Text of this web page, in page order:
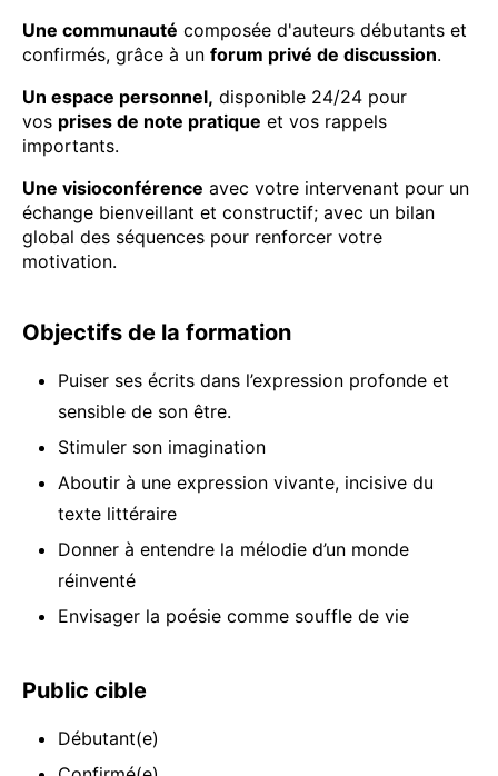
Une communauté composée d'auteurs débutants et
confirmés, grâce à un forum privé de discussion.
Un espace personnel, disponible 24/24 pour
vos prises de note pratique et vos rappels
importants.
Une visioconférence avec votre intervenant pour un
échange bienveillant et constructif; avec un bilan
global des séquences pour renforcer votre
motivation.
Objectifs de la formation
Puiser ses écrits dans l’expression profonde et
sensible de son être.
Stimuler son imagination
Aboutir à une expression vivante, incisive du
texte littéraire
Donner à entendre la mélodie d’un monde
réinventé
Envisager la poésie comme souffle de vie
Public cible
Débutant(e)